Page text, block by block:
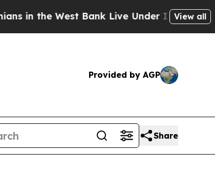
West Bank Live Under Israeli MilitaryView all
Provided by AGP
Share